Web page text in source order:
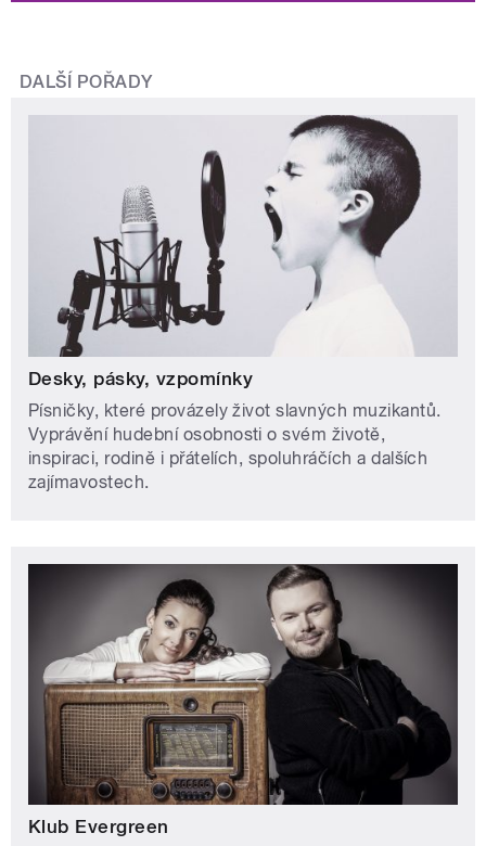
DALŠÍ POŘADY
Desky, pásky, vzpomínky
Písničky, které provázely život slavných muzikantů.
Vyprávění hudební osobnosti o svém životě,
inspiraci, rodině i přátelích, spoluhráčích a dalších
zajímavostech.
Klub Evergreen